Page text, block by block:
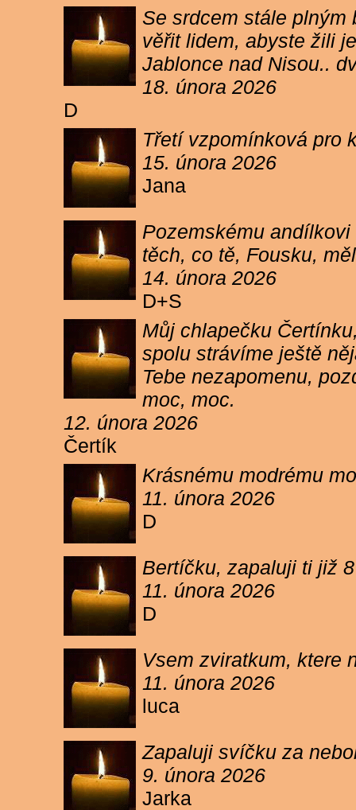
Se srdcem stále
věřit lidem, abyste žili
Jablonce nad Nisou..
18. února 2026
D
Třetí vzpomínková pro
15. února 2026
Jana
Pozemskému
těch, co tě, Fousku,
14. února 2026
D+S
Můj chlapečku
spolu strávíme ještě
Tebe nezapomenu,
moc, moc.
12. února 2026
Čertík
Krásnému modrému
11. února 2026
D
Bertíčku, zapaluji ti již
11. února 2026
D
Vsem zviratkum, ktere
11. února 2026
luca
Zapaluji svíčku za
9. února 2026
Jarka